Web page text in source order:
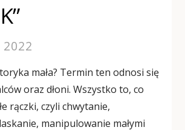
2022
mała? Termin ten odnosi się
oraz dłoni. Wszystko to, co
rączki, czyli chwytanie,
manipulowanie małymi